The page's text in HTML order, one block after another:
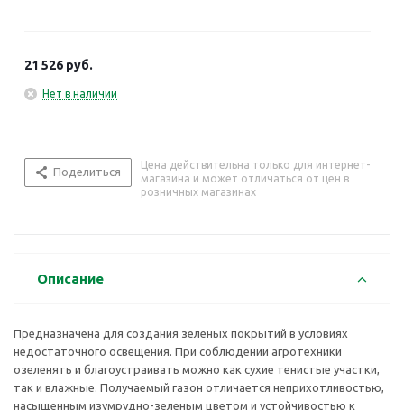
21 526 руб.
Нет в наличии
Поделиться
Цена действительна только для интернет-
магазина и может отличаться от цен в
розничных магазинах
Описание
Предназначена для создания зеленых покрытий в условиях
недостаточного освещения. При соблюдении агротехники
озеленять и благоустраивать можно как сухие тенистые участки,
так и влажные. Получаемый газон отличается неприхотливостью,
насыщенным изумрудно-зеленым цветом и устойчивостью к